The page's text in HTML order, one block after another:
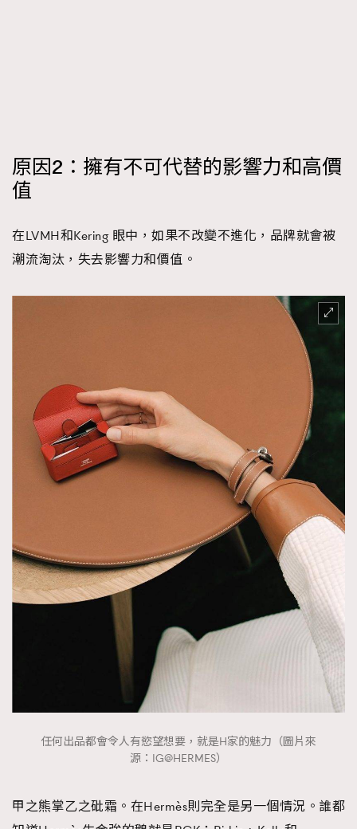
原因2：擁有不可代替的影響力和高價
值
在LVMH和Kering 眼中，如果不改變不進化，品牌就會被
潮流淘汰，失去影響力和價值。
任何出品都會令人有慾望想要，就是H家的魅力（圖片來
源：IG@HERMES）
甲之熊掌乙之砒霜。在Hermès則完全是另一個情況。誰都